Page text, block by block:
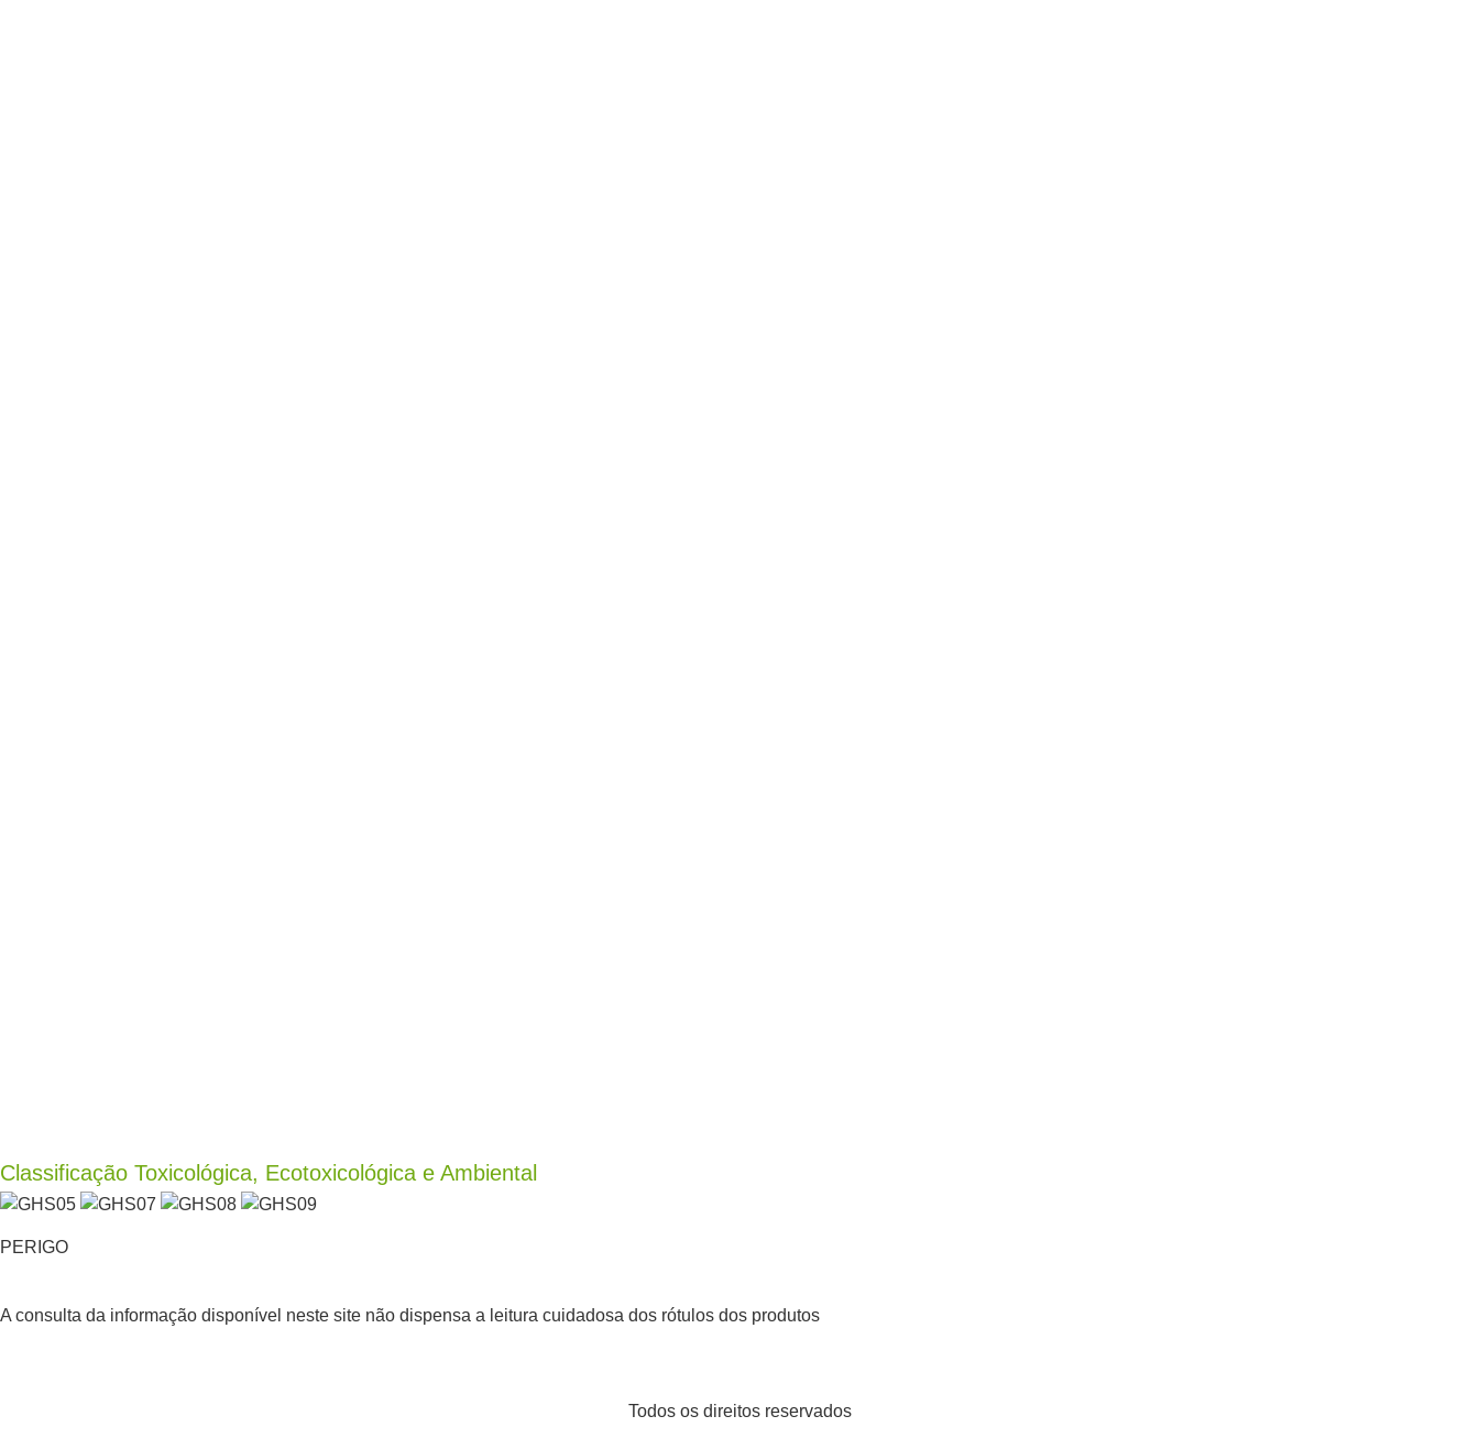
Classificação Toxicológica, Ecotoxicológica e Ambiental
PERIGO
A consulta da informação disponível neste site não dispensa a leitura cuidadosa dos rótulos dos produtos
Todos os direitos reservados